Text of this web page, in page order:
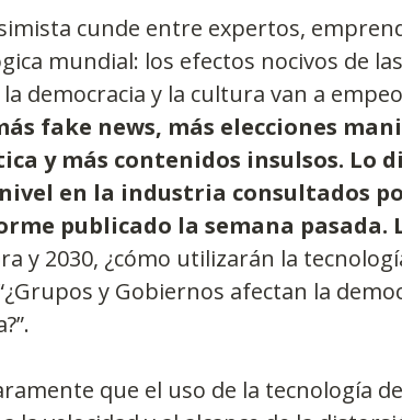
cunde entre expertos,
mundial: los efectos nocivos de
democracia y la cultura van a
fake news, más elecciones
y más contenidos insulsos. Lo
en la industria consultados
publicado la semana pasada.
y 2030, ¿cómo utilizarán la
y Gobiernos afectan la
que el uso de la tecnología